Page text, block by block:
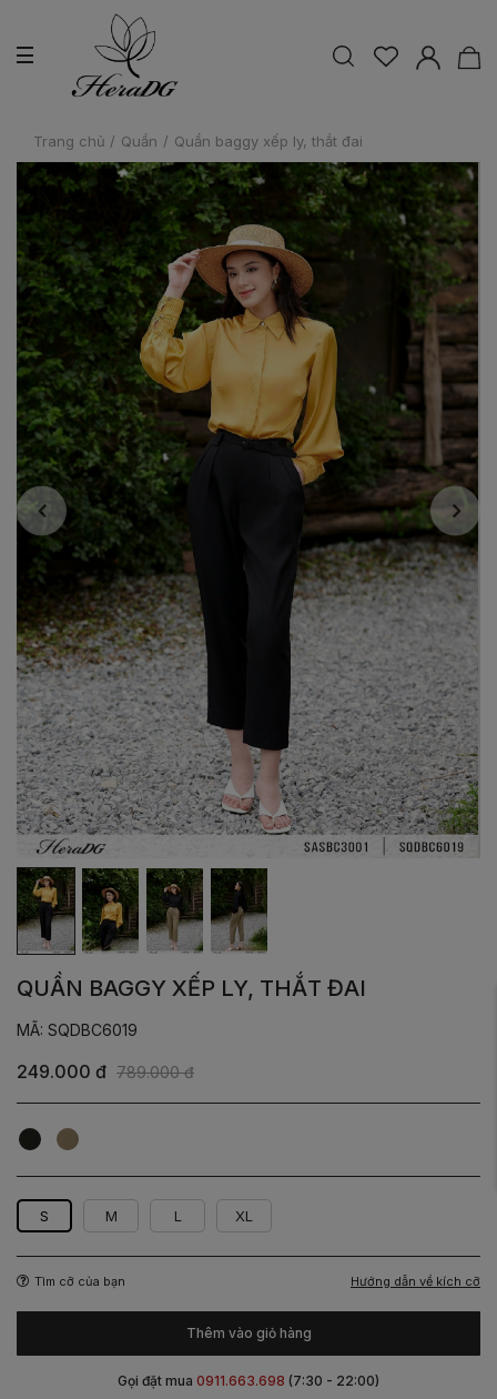
Trang chủ / Quần / Quần baggy xếp ly, thắt đai
QUẦN BAGGY XẾP LY, THẮT ĐAI
MÃ: SQDBC6019
249.000 đ 789.000 đ
Đen Be
S M L XL
Tìm cỡ của bạn Hướng dẫn về kích cỡ
Thêm vào giỏ hàng
Gọi đặt mua 0911.663.698 (7:30 - 22:00)